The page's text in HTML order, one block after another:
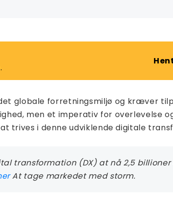
globale forretningsmiljø og kræver
men et imperativ for overlevelse
trives i denne udviklende digitale
transformation (DX) at nå 2,5
At tage markedet med storm.